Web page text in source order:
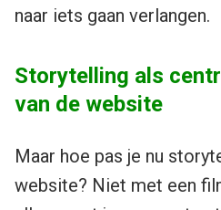
naar iets gaan verlangen.
Storytelling als
van de website
Maar hoe pas je nu
website? Niet met een